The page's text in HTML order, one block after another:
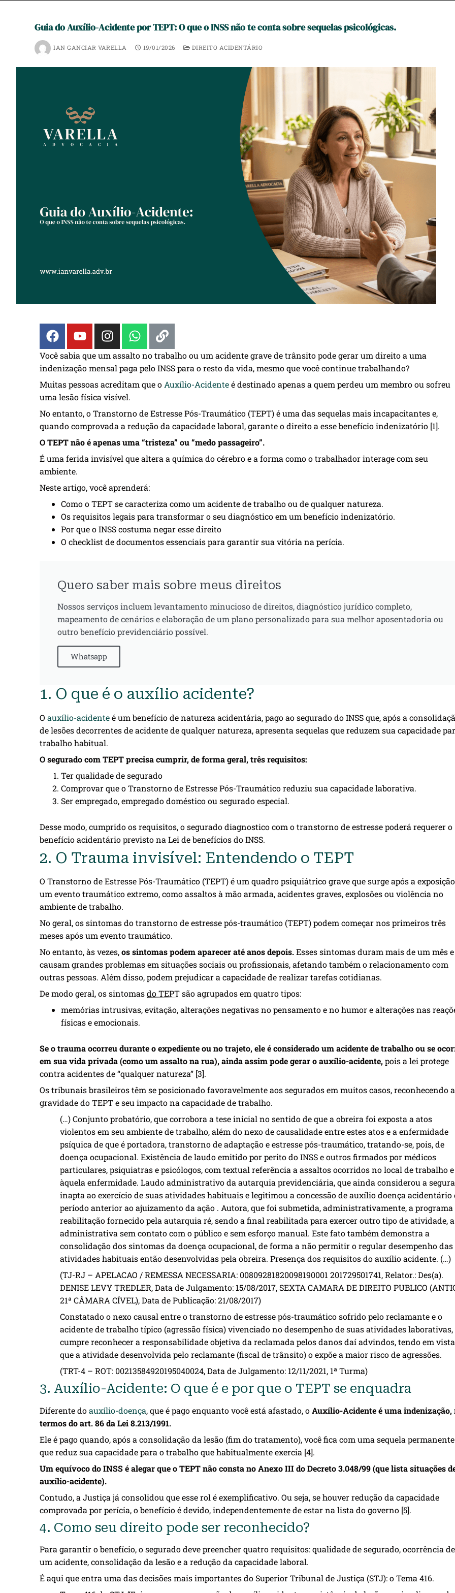
Guia do Auxílio-Acidente por TEPT: O que o INSS não te conta sobre sequelas psicológicas.
IAN GANCIAR VARELLA 19/01/2026 DIREITO ACIDENTÁRIO
Você sabia que um assalto no trabalho ou um acidente grave de trânsito pode gerar um direito a uma
indenização mensal paga pelo INSS para o resto da vida, mesmo que você continue trabalhando?
Muitas pessoas acreditam que o Auxílio-Acidenteé destinado apenas a quem perdeu um membro ou sofreu
uma lesão física visível.
No entanto, o Transtorno de Estresse Pós-Traumático (TEPT) é uma das sequelas mais incapacitantes e,
quando comprovada a redução da capacidade laboral, garante o direito a esse benefício indenizatório [1].
O TEPT não é apenas uma “tristeza” ou “medo passageiro”.
É uma ferida invisível que altera a química do cérebro e a forma como o trabalhador interage com seu
ambiente.
Neste artigo, você aprenderá:
Como o TEPT se caracteriza como um acidente de trabalho ou de qualquer natureza.
Os requisitos legais para transformar o seu diagnóstico em um benefício indenizatório.
Por que o INSS costuma negar esse direito
O checklist de documentos essenciais para garantir sua vitória na perícia.
Quero saber mais sobre meus direitos
Nossos serviços incluem levantamento minucioso de direitos, diagnóstico jurídico completo,
mapeamento de cenários e elaboração de um plano personalizado para sua melhor aposentadoria ou
outro benefício previdenciário possível.
Whatsapp
1. O que é o auxílio acidente?
O auxílio-acidenteé um benefício de natureza acidentária, pago ao segurado do INSS que, após a
de lesões decorrentes de acidente de qualquer natureza, apresenta sequelas que reduzem sua capacidade
trabalho habitual.
O segurado com TEPT precisa cumprir, de forma geral, três requisitos:
Ter qualidade de segurado
Comprovar que o Transtorno de Estresse Pós-Traumático reduziu sua capacidade laborativa.
Ser empregado, empregado doméstico ou segurado especial.
Desse modo, cumprido os requisitos, o segurado diagnostico com o transtorno de estresse poderá requerer o
benefício acidentário previsto na Lei de benefícios do INSS.
2. O Trauma invisível: Entendendo o TEPT
O Transtorno de Estresse Pós-Traumático (TEPT) é um quadro psiquiátrico grave que surge após a
um evento traumático extremo, como assaltos à mão armada, acidentes graves, explosões ou violência no
ambiente de trabalho.
No geral, os sintomas do transtorno de estresse pós-traumático (TEPT) podem começar nos primeiros três
meses após um evento traumático.
No entanto, às vezes,os sintomas podem aparecer até anos depois.Esses sintomas duram mais de um mês e
causam grandes problemas em situações sociais ou profissionais, afetando também o relacionamento com
outras pessoas. Além disso, podem prejudicar a capacidade de realizar tarefas cotidianas.
De modo geral, os sintomasdo TEPTsão agrupados em quatro tipos:
memórias intrusivas, evitação, alterações negativas no pensamento e no humor e alterações nas
físicas e emocionais.
Se o trauma ocorreu durante o expediente ou no trajeto, ele é considerado um acidente de trabalho ou se
em sua vida privada (como um assalto na rua), ainda assim pode gerar o auxílio-acidente,pois a lei protege
contra acidentes de “qualquer natureza” [3].
Os tribunais brasileiros têm se posicionado favoravelmente aos segurados em muitos casos, reconhecendo a
gravidade do TEPT e seu impacto na capacidade de trabalho.
(…) Conjunto probatório, que corrobora a tese inicial no sentido de que a obreira foi exposta a atos
violentos em seu ambiente de trabalho, além do nexo de causalidade entre estes atos e a enfermidade
psíquica de que é portadora, transtorno de adaptação e estresse pós-traumático, tratando-se, pois, de
doença ocupacional. Existência de laudo emitido por perito do INSS e outros firmados por médicos
particulares, psiquiatras e psicólogos, com textual referência a assaltos ocorridos no local de trabalho e
àquela enfermidade. Laudo administrativo da autarquia previdenciária, que ainda considerou a
inapta ao exercício de suas atividades habituais e legitimou a concessão de auxílio doença acidentário
período anterior ao ajuizamento da ação . Autora, que foi submetida, administrativamente, a programa
reabilitação fornecido pela autarquia ré, sendo a final reabilitada para exercer outro tipo de atividade, a
administrativa sem contato com o público e sem esforço manual. Este fato também demonstra a
consolidação dos sintomas da doença ocupacional, de forma a não permitir o regular desempenho das
atividades habituais então desenvolvidas pela obreira. Presença dos requisitos do auxílio acidente. (…)
(TJ-RJ – APELACAO / REMESSA NECESSARIA: 00809281820098190001 201729501741, Relator.: Des(a).
DENISE LEVY TREDLER, Data de Julgamento: 15/08/2017, SEXTA CAMARA DE DIREITO PUBLICO
21ª CÂMARA CÍVEL), Data de Publicação: 21/08/2017)
Constatado o nexo causal entre o transtorno de estresse pós-traumático sofrido pelo reclamante e o
acidente de trabalho típico (agressão física) vivenciado no desempenho de suas atividades laborativas,
cumpre reconhecer a responsabilidade objetiva da reclamada pelos danos daí advindos, tendo em vista
que a atividade desenvolvida pelo reclamante (fiscal de trânsito) o expõe a maior risco de agressões.
(TRT-4 – ROT: 00213584920195040024, Data de Julgamento: 12/11/2021, 1ª Turma)
3. Auxílio-Acidente: O que é e por que o TEPT se enquadra
Diferente doauxílio-doença, que é pago enquanto você está afastado, oAuxílio-Acidente é uma indenização,
termos do art. 86 da Lei 8.213/1991.
Ele é pago quando, após a consolidação da lesão (fim do tratamento), você fica com uma sequela permanente
que reduz sua capacidade para o trabalho que habitualmente exercia [4].
Um equívoco do INSS é alegar que o TEPT não consta no Anexo III do Decreto 3.048/99 (que lista situações
auxílio-acidente).
Contudo, a Justiça já consolidou que esse rol é exemplificativo. Ou seja, se houver redução da capacidade
comprovada por perícia, o benefício é devido, independentemente de estar na lista do governo [5].
4. Como seu direito pode ser reconhecido?
Para garantir o benefício, o segurado deve preencher quatro requisitos: qualidade de segurado, ocorrência de
um acidente, consolidação da lesão e a redução da capacidade laboral.
É aqui que entra uma das decisões mais importantes do Superior Tribunal de Justiça (STJ): o Tema 416.